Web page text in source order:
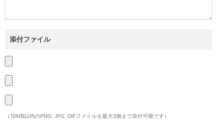
添付ファイル
（10MB以内のPNG, JPG, GIFファイルを最大3個まで添付可能です）